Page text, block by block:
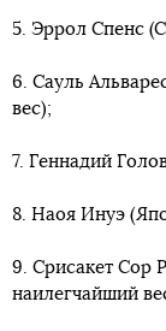
5. Эррол Спенс
6. Сауль
вес);
7. Геннадий
8. Наоя Инуэ
9. Срисакет Сор
наилегчайший